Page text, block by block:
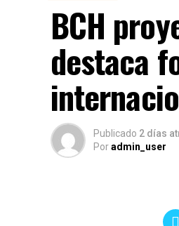
BCH
destaca
Publicado 2 días
Poradmin_user